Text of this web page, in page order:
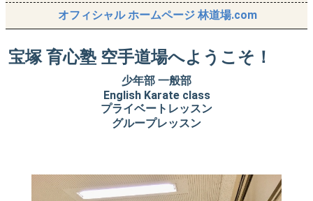
オフィシャル ホームページ 林道場.com
宝塚 育心塾 空手道場へようこそ！
少年部 一般部
English Karate class
プライベートレッスン
グループレッスン